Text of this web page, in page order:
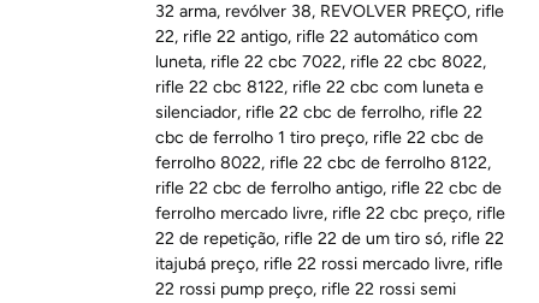
32 arma, revólver 38, REVOLVER PREÇO, rifle
22, rifle 22 antigo, rifle 22 automático com
luneta, rifle 22 cbc 7022, rifle 22 cbc 8022,
rifle 22 cbc 8122, rifle 22 cbc com luneta e
silenciador, rifle 22 cbc de ferrolho, rifle 22
cbc de ferrolho 1 tiro preço, rifle 22 cbc de
ferrolho 8022, rifle 22 cbc de ferrolho 8122,
rifle 22 cbc de ferrolho antigo, rifle 22 cbc de
ferrolho mercado livre, rifle 22 cbc preço, rifle
22 de repetição, rifle 22 de um tiro só, rifle 22
itajubá preço, rifle 22 rossi mercado livre, rifle
22 rossi pump preço, rifle 22 rossi semi